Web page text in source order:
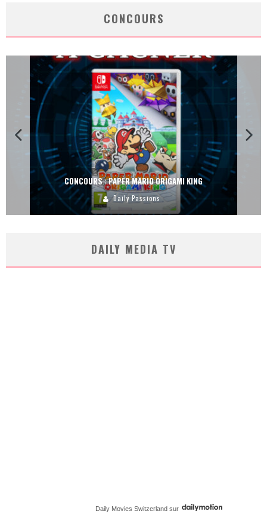
CONCOURS
CONCOURS : PAPER MARIO ORIGAMI KING
Daily Passions
DAILY MEDIA TV
Daily Movies Switzerland sur